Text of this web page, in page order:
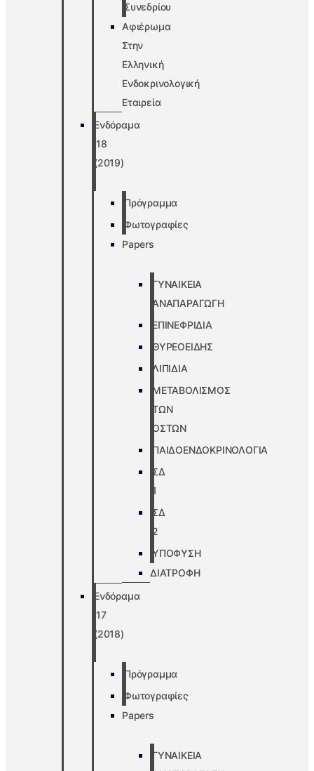
Συνεδρίου
Αφιέρωμα
Στην
Ελληνική
Ενδοκρινολογική
Εταιρεία
Ενδόραμα
’18
(2019)
Πρόγραμμα
Φωτογραφίες
Papers
ΓΥΝΑΙΚΕΙΑ
ΑΝΑΠΑΡΑΓΩΓΗ
ΕΠΙΝΕΦΡΙΔΙΑ
ΘΥΡΕΟΕΙΔΗΣ
ΛΙΠΙΔΙΑ
ΜΕΤΑΒΟΛΙΣΜΟΣ
ΤΩΝ
ΟΣΤΩΝ
ΠΑΙΔΟΕΝΔΟΚΡΙΝΟΛΟΓΙΑ
ΣΔ
1
ΣΔ
2
ΥΠΟΦΥΣΗ
ΔΙΑΤΡΟΦΗ
Ενδόραμα
’17
(2018)
Πρόγραμμα
Φωτογραφίες
Papers
ΓΥΝΑΙΚΕΙΑ